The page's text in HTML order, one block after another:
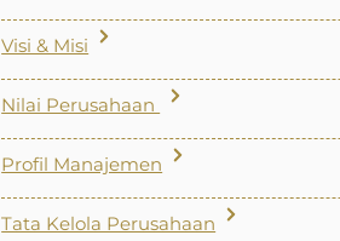
Visi & Misi
Nilai Perusahaan
Profil Manajemen
Tata Kelola Perusahaan